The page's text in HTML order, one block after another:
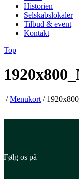
Historien
Selskabslokaler
Tilbud & event
Kontakt
Top
/Menukort /
Følg os på